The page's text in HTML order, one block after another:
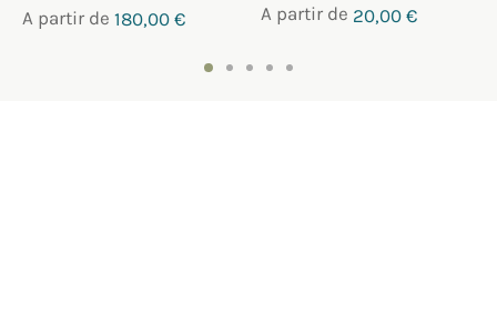
A partir de 180,00 €
A partir de 20,00 €